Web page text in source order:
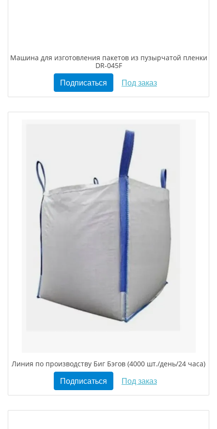
Машина для изготовления пакетов из пузырчатой пленки
DR-045F
Подписаться Под заказ
Линия по производству Биг Бэгов (4000 шт./день/24 часа)
Подписаться Под заказ